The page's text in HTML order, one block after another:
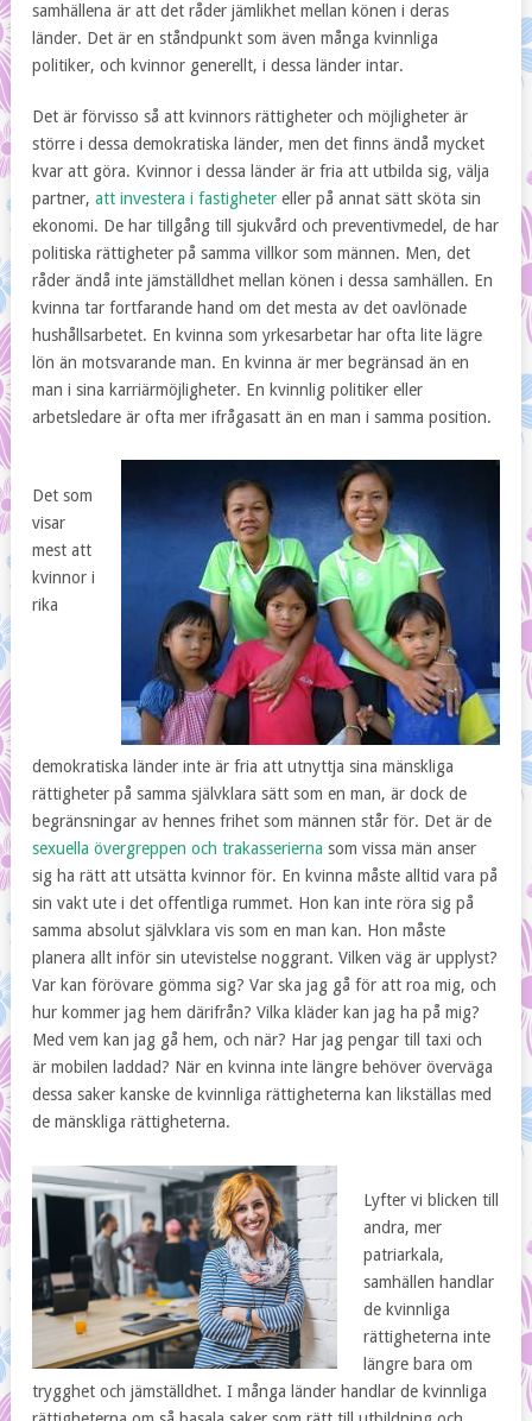
samhällena är att det råder jämlikhet mellan könen i deras
länder. Det är en ståndpunkt som även många kvinnliga
politiker, och kvinnor generellt, i dessa länder intar.
Det är förvisso så att kvinnors rättigheter och möjligheter är
större i dessa demokratiska länder, men det finns ändå mycket
kvar att göra. Kvinnor i dessa länder är fria att utbilda sig, välja
partner, att investera i fastigheter eller på annat sätt sköta sin
ekonomi. De har tillgång till sjukvård och preventivmedel, de har
politiska rättigheter på samma villkor som männen. Men, det
råder ändå inte jämställdhet mellan könen i dessa samhällen. En
kvinna tar fortfarande hand om det mesta av det oavlönade
hushållsarbetet. En kvinna som yrkesarbetar har ofta lite lägre
lön än motsvarande man. En kvinna är mer begränsad än en
man i sina karriärmöjligheter. En kvinnlig politiker eller
arbetsledare är ofta mer ifrågasatt än en man i samma position.
Det som
visar
mest att
kvinnor i
rika
demokratiska länder inte är fria att utnyttja sina mänskliga
rättigheter på samma självklara sätt som en man, är dock de
begränsningar av hennes frihet som männen står för. Det är de
sexuella övergreppen och trakasserierna som vissa män anser
sig ha rätt att utsätta kvinnor för. En kvinna måste alltid vara på
sin vakt ute i det offentliga rummet. Hon kan inte röra sig på
samma absolut självklara vis som en man kan. Hon måste
planera allt inför sin utevistelse noggrant. Vilken väg är upplyst?
Var kan förövare gömma sig? Var ska jag gå för att roa mig, och
hur kommer jag hem därifrån? Vilka kläder kan jag ha på mig?
Med vem kan jag gå hem, och när? Har jag pengar till taxi och
är mobilen laddad? När en kvinna inte längre behöver överväga
dessa saker kanske de kvinnliga rättigheterna kan likställas med
de mänskliga rättigheterna.
Lyfter vi blicken till
andra, mer
patriarkala,
samhällen handlar
de kvinnliga
rättigheterna inte
längre bara om
trygghet och jämställdhet. I många länder handlar de kvinnliga